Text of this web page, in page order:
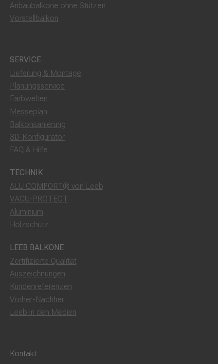
Anbaubalkone ohne Stützen
Vorstellbalkon
SERVICE
Lieferung & Montage
Planungsservice
Farbwelten
Messeplan
Balkonsanierung
3D-Konfigurator
FAQ & Hilfe
TECHNIK
ALU COMFORT® von Leeb
VACU-PROTECT
Aluminium
Holzschutz
LEEB BALKONE
Zertifizierte Qualität
Auszeichnungen
Kundenreferenzen
Vorher-Nachher
Leeb in den Medien
Kontakt